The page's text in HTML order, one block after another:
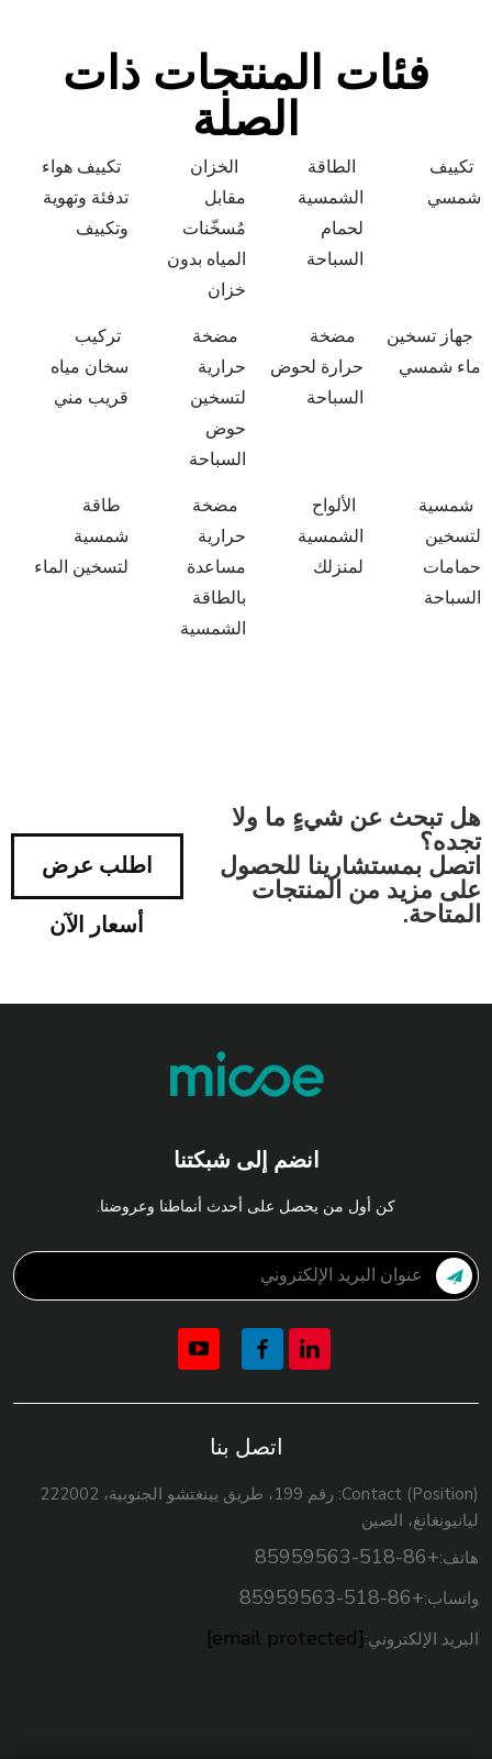
فئات المنتجات ذات
الصلة
تكييف
شمسي
الطاقة
الشمسية
لحمام
السباحة
الخزان
مقابل
مُسخّنات
المياه بدون
خزان
تكييف هواء
تدفئة وتهوية
وتكييف
جهاز تسخين
ماء شمسي
مضخة
حرارة لحوض
السباحة
مضخة
حرارية
لتسخين
حوض
السباحة
تركيب
سخان مياه
قريب مني
شمسية
لتسخين
حمامات
السباحة
الألواح
الشمسية
لمنزلك
مضخة
حرارية
مساعدة
بالطاقة
الشمسية
طاقة
شمسية
لتسخين الماء
هل تبحث عن شيءٍ ما ولا
تجده؟
اتصل بمستشارينا للحصول
على مزيد من المنتجات
المتاحة.
اطلب عرض
أسعار الآن
انضم إلى شبكتنا
كن أول من يحصل على أحدث أنماطنا وعروضنا.
اتصل بنا
Contact (Position): رقم 199، طريق يينغتشو الجنوبية، 222002
ليانيونغانغ، الصين
هاتف:+86-518-85959563
واتساب:+86-518-85959563
البريد الإلكتروني:[email protected]